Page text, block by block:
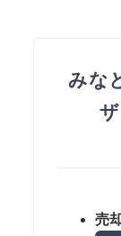
みな
売